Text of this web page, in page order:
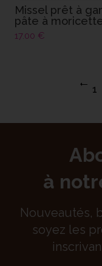
Missel prêt à
pâte à
17.00 €
1
à
Nouveautés,
soyez les